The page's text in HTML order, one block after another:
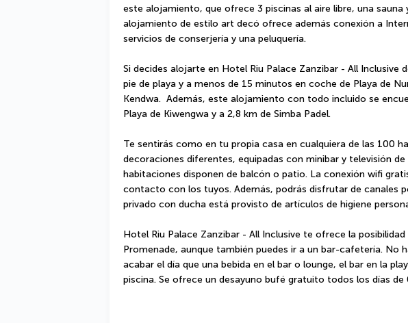
este alojamiento, que ofrece 3 piscinas al aire libre, una sauna
alojamiento de estilo art decó ofrece además conexión a
servicios de conserjería y una peluquería.
Si decides alojarte en Hotel Riu Palace Zanzibar - All Inclusive
pie de playa y a menos de 15 minutos en coche de Playa de
Kendwa.  Además, este alojamiento con todo incluido se
Playa de Kiwengwa y a 2,8 km de Simba Padel.
Te sentirás como en tu propia casa en cualquiera de las 100
decoraciones diferentes, equipadas con minibar y televisión de
habitaciones disponen de balcón o patio. La conexión wifi
contacto con los tuyos. Además, podrás disfrutar de canales
privado con ducha está provisto de artículos de higiene
Hotel Riu Palace Zanzibar - All Inclusive te ofrece la
Promenade, aunque también puedes ir a un bar-cafetería. No
acabar el día que una bebida en el bar o lounge, el bar en la
piscina. Se ofrece un desayuno bufé gratuito todos los días de